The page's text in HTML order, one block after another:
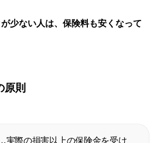
が少ない人は、保険料も安くなって
原則
実際の損害以上の保険金を受け